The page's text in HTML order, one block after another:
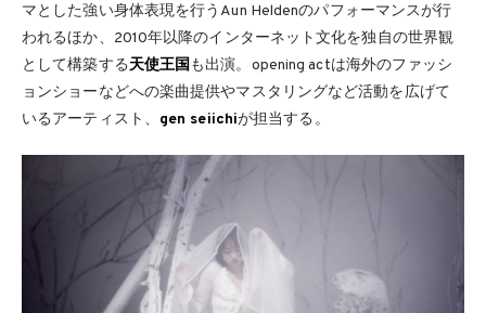
マとした強い身体表現を行うAun Heldenのパフォーマンスが行
われるほか、2010年以降のインターネット文化を独自の世界観
として構築する天使王国 も出演。opening actは海外のファッシ
ョンショーなどへの楽曲提供やマスタリングなど活動を広げて
いるアーティスト、 gen seiichiが担当する。